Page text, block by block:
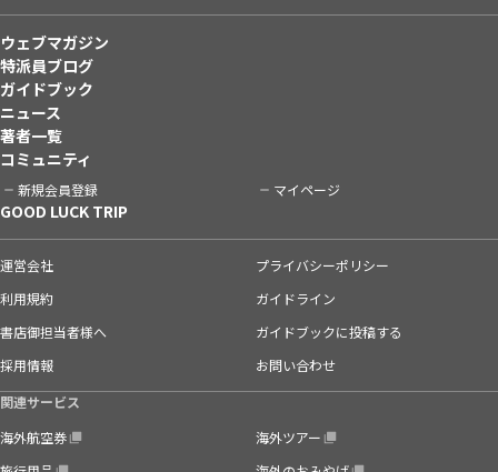
ウェブマガジン
特派員ブログ
ガイドブック
ニュース
著者一覧
コミュニティ
新規会員登録 マイページ
GOOD LUCK TRIP
運営会社
プライバシーポリシー
利用規約
ガイドライン
書店御担当者様へ
ガイドブックに投稿する
採用情報
お問い合わせ
関連サービス
海外航空券
海外ツアー